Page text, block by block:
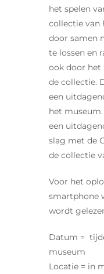
het spelen
collectie van
door samen
te lossen en
ook door het
de collectie.
een
het
een
slag met de
de collectie
Voor het
smartphone
wordt
Datum =
museum
Locatie = in